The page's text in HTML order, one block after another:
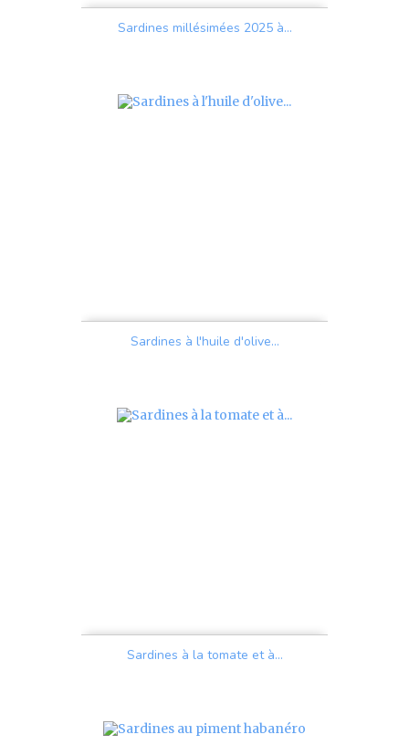
Sardines millésimées 2025 à...
Sardines à l'huile d'olive...
Sardines à la tomate et à...